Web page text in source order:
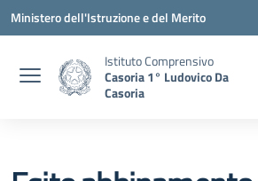
Vai ai contenuti
Vai al menu di navigazione
Vai al footer
Ministero dell'Istruzione e del Merito
Istituto Comprensivo
Casoria 1° Ludovico Da
Casoria